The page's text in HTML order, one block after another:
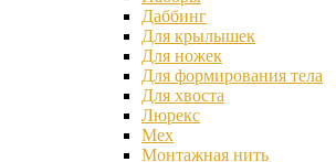
Даббинг
Для крылышек
Для ножек
Для формирования тела
Для хвоста
Люрекс
Мех
Монтажная нить